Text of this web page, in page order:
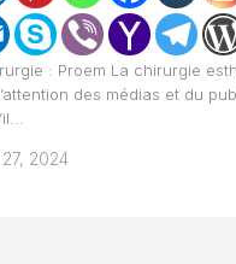
: Proem La chirurgie
des médias et du
2024